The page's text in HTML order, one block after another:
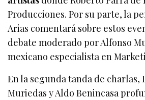
Producciones. Por su parte, la
Arias comentará sobre estos
debate moderado por Alfonso
mexicano especialista en
En la segunda tanda de charlas,
Muriedas y Aldo Benincasa